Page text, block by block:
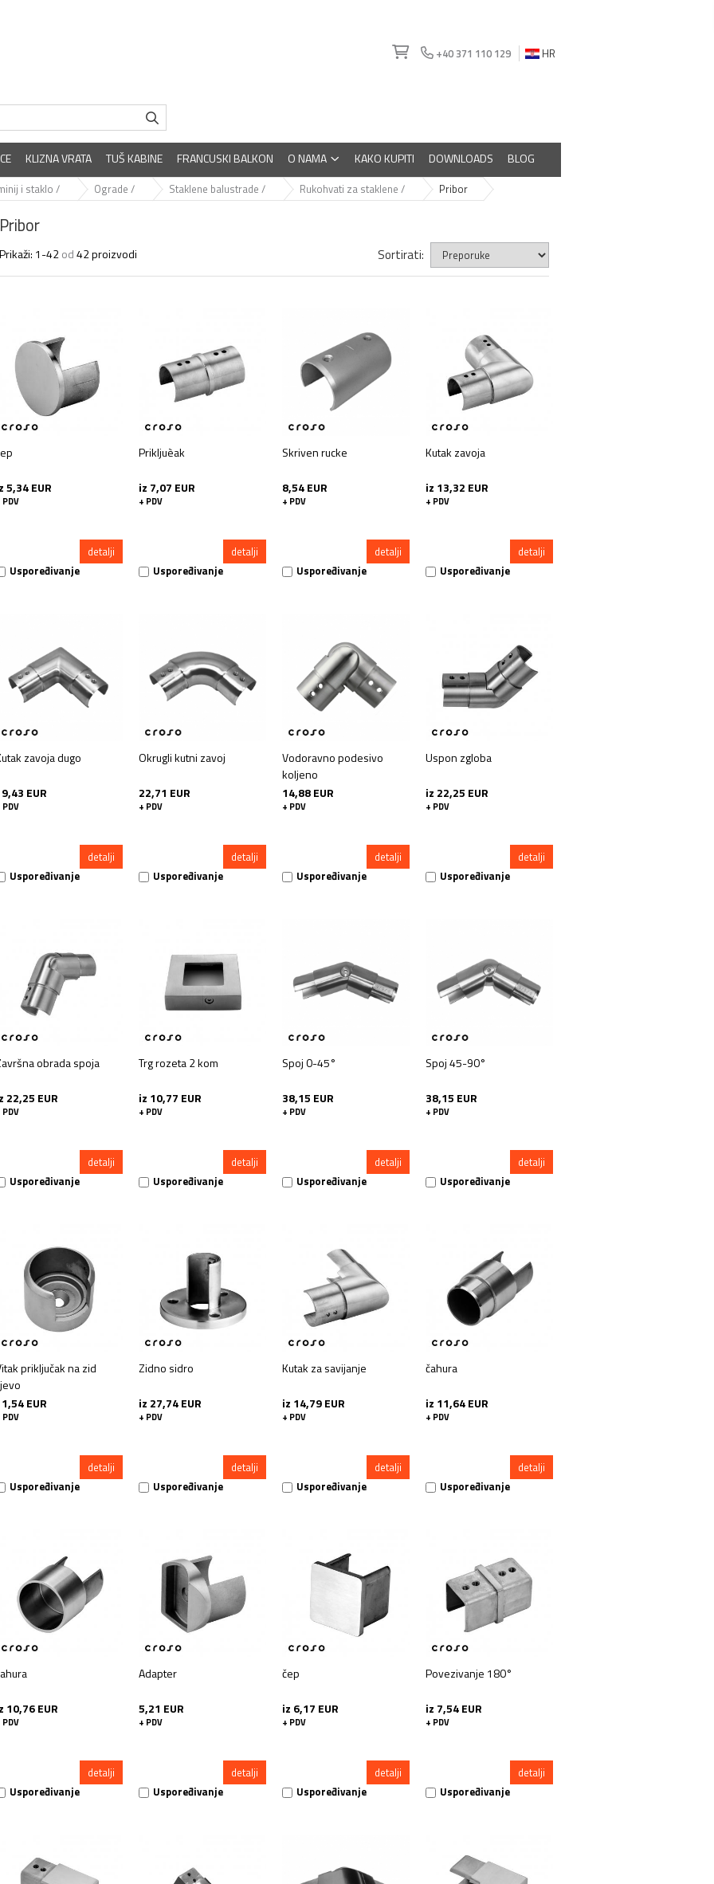
+40 371 110 129 HR
KLIZNA VRATA TUŠ KABINE FRANCUSKI BALKON O NAMA KAKO KUPITI DOWNLOADS BLOG
i staklo / Ograde / Staklene balustrade / Rukohvati za staklene / Pribor
Pribor
Prikaži: 1-42od42proizvodi Sortirati:
5,34 EUR
PDV
detalji
Uspoređivanje
Prikljuèak
iz 7,07 EUR
+ PDV
detalji
Uspoređivanje
Skriven rucke
8,54 EUR
+ PDV
detalji
Uspoređivanje
Kutak zavoja
iz 13,32 EUR
+ PDV
detalji
Uspoređivanje
zavoja dugo
EUR
PDV
detalji
Uspoređivanje
Okrugli kutni zavoj
22,71 EUR
+ PDV
detalji
Uspoređivanje
Vodoravno podesivo
koljeno
14,88 EUR
+ PDV
detalji
Uspoređivanje
Uspon zgloba
iz 22,25 EUR
+ PDV
detalji
Uspoređivanje
obrada spoja
22,25 EUR
PDV
detalji
Uspoređivanje
Trg rozeta 2 kom
iz 10,77 EUR
+ PDV
detalji
Uspoređivanje
Spoj 0-45°
38,15 EUR
+ PDV
detalji
Uspoređivanje
Spoj 45-90°
38,15 EUR
+ PDV
detalji
Uspoređivanje
priključak na zid
EUR
PDV
detalji
Uspoređivanje
Zidno sidro
iz 27,74 EUR
+ PDV
detalji
Uspoređivanje
Kutak za savijanje
iz 14,79 EUR
+ PDV
detalji
Uspoređivanje
čahura
iz 11,64 EUR
+ PDV
detalji
Uspoređivanje
10,76 EUR
PDV
detalji
Uspoređivanje
Adapter
5,21 EUR
+ PDV
detalji
Uspoređivanje
čep
iz 6,17 EUR
+ PDV
detalji
Uspoređivanje
Povezivanje 180°
iz 7,54 EUR
+ PDV
detalji
Uspoređivanje